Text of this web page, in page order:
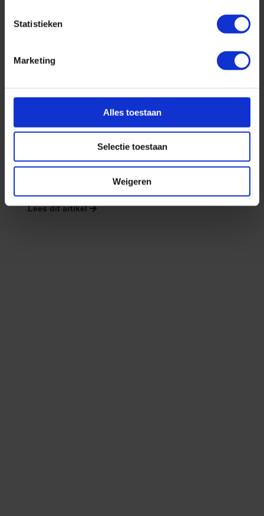
Statistieken
Marketing
Alles toestaan
Selectie toestaan
Weigeren
Geplaatst op: 27-08-2025
Top 10 cruise bestemmingen
Geplaatst op: 26-08-2025
Lees dit artikel